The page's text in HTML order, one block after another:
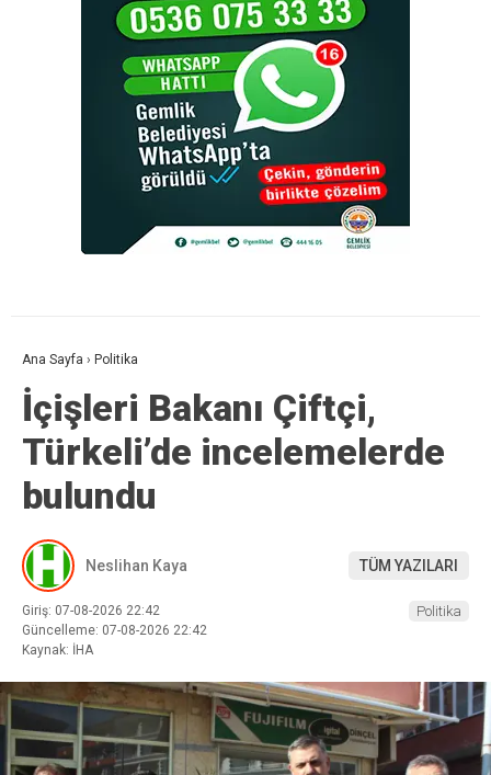
Ana Sayfa › Politika
İçişleri Bakanı Çiftçi,
Türkeli’de incelemelerde
bulundu
Neslihan Kaya TÜM YAZILARI
Giriş: 07-08-2026 22:42
Güncelleme: 07-08-2026 22:42
Kaynak: İHA
Politika